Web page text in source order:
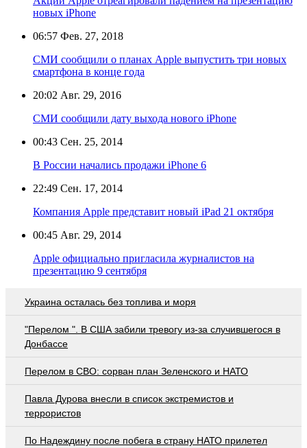
новых iPhone
06:57 Фев. 27, 2018
СМИ сообщили о планах Apple выпустить три новых
смартфона в конце года
20:02 Авг. 29, 2016
СМИ сообщили дату выхода нового iPhone
00:43 Сен. 25, 2014
В России начались продажи iPhone 6
22:49 Сен. 17, 2014
Компания Apple представит новый iPad 21 октября
00:45 Авг. 29, 2014
Apple официально пригласила журналистов на
презентацию 9 сентября
Украина осталась без топлива и моря
"Перелом ". В США забили тревогу из-за случившегося в
Донбассе
Перелом в СВО: сорван план Зеленского и НАТО
Павла Дурова внесли в список экстремистов и
террористов
По Надеждину после побега в страну НАТО прилетел